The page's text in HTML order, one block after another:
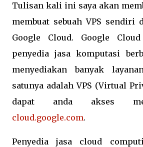
Tulisan kali ini saya akan
membuat sebuah VPS sendiri
Google Cloud. Google
penyedia jasa komputasi
menyediakan banyak
satunya adalah VPS (Virtual
dapat anda akses
cloud.google.com.
Penyedia jasa cloud